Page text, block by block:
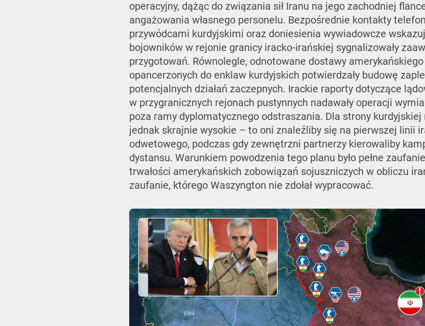
operacyjny, dążąc do związania sił Iranu na jego zachodniej
angażowania własnego personelu. Bezpośrednie kontakty
przywódcami kurdyjskimi oraz doniesienia wywiadowcze
bojowników w rejonie granicy iracko-irańskiej sygnalizowały
przygotowań. Równolegle, odnotowane dostawy
opancerzonych do enklaw kurdyjskich potwierdzały budowę
potencjalnych działań zaczepnych. Irackie raporty dotyczące
w przygranicznych rejonach pustynnych nadawały operacji
poza ramy dyplomatycznego odstraszania. Dla strony kurdyjskiej
jednak skrajnie wysokie – to oni znaleźliby się na pierwszej linii
odwetowego, podczas gdy zewnętrzni partnerzy kierowaliby
dystansu. Warunkiem powodzenia tego planu było pełne
trwałości amerykańskich zobowiązań sojuszniczych w obliczu
zaufanie, którego Waszyngton nie zdołał wypracować.